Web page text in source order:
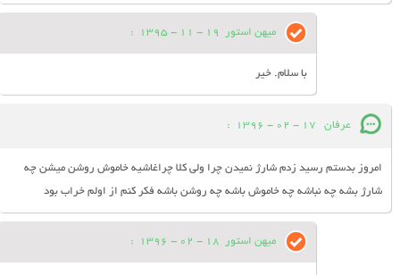
میهن استور 19 - 11 - 1395
:
با سلام. خیر
عرفان 17 - 02 - 1396
:
امروز بدستم رسید زدم شارژ نمیدن چرا ولی کلا چراغاشیه خاموش روشن میشن چه
شارژ بشه چه نباشه چه خاموش باشه چه روشن باشه فکر کنم از اولم خراب بود
میهن استور 18 - 02 - 1396
: